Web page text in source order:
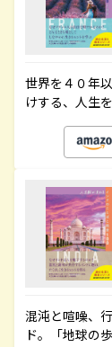
世界を４０年
けする、人生
混沌と喧噪、
ド。「地球の